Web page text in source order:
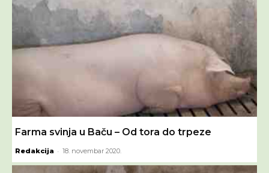
Farma svinja u Baču – Od tora do trpeze
Redakcija - 18. novembar 2020.